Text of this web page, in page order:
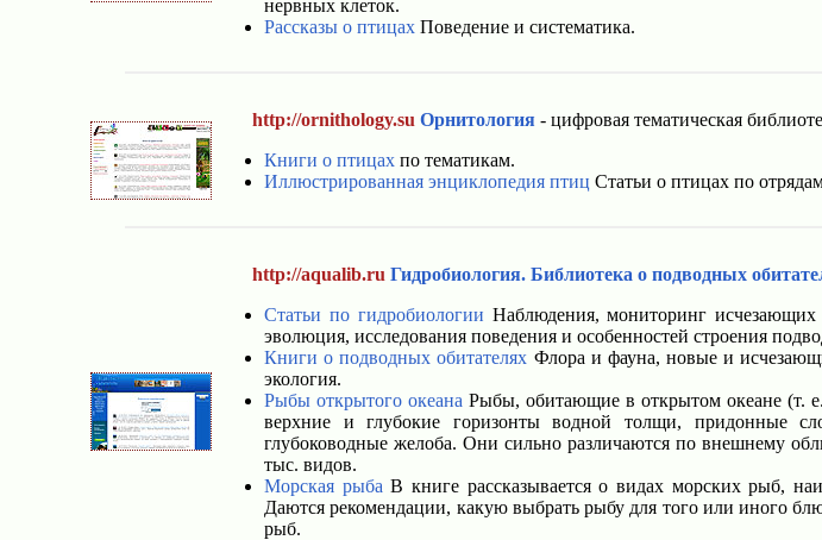
нервных клеток.
Рассказы о птицах Поведение и систематика.
http://ornithology.su Орнитология - цифровая тематическая
Книги о птицах по тематикам.
Иллюстрированная энциклопедия птиц Статьи о птицах по
http://aqualib.ru Гидробиология. Библиотека о подводных
Статьи по гидробиологии Наблюдения, мониторинг
эволюция, исследования поведения и особенностей строения
Книги о подводных обитателях Флора и фауна, новые и
экология.
Рыбы открытого океана Рыбы, обитающие в открытом океане (т.
верхние и глубокие горизонты водной толщи, придонные
глубоководные желоба. Они сильно различаются по внешнему
тыс. видов.
Морская рыба В книге рассказывается о видах морских рыб,
Даются рекомендации, какую выбрать рыбу для того или иного
рыб.